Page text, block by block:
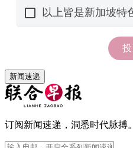
新闻速递
订阅新闻速递，洞悉时代脉搏。